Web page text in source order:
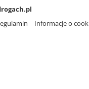
Informacje o